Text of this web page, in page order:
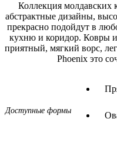
Коллекция молдавских
абстрактные дизайны,
прекрасно подойдут в
кухню и коридор. Ковры
приятный, мягкий ворс,
Phoenix это
Доступные формы